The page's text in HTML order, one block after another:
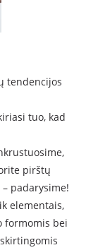
tendencijos
tuo, kad
pirštų
padarysime!
elementais,
formomis bei